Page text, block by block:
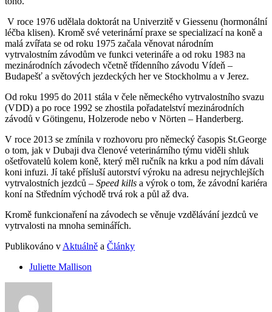
V roce 1976 udělala doktorát na Univerzitě v Giessenu (hormonální
léčba klisen). Kromě své veterinární praxe se specializací na koně a
malá zvířata se od roku 1975 začala věnovat národním
vytrvalostním závodům ve funkci veterináře a od roku 1983 na
mezinárodních závodech včetně třídenního závodu Vídeň –
Budapešť a světových jezdeckých her ve Stockholmu a v Jerez.
Od roku 1995 do 2011 stála v čele německého vytrvalostního svazu
(VDD) a po roce 1992 se zhostila pořadatelství mezinárodních
závodů v Götingenu, Holzerode nebo v Nörten – Handerberg.
V roce 2013 se zmínila v rozhovoru pro německý časopis St.George
o tom, jak v Dubaji dva členové veterinárního týmu viděli shluk
ošetřovatelů kolem koně, který měl ručník na krku a pod ním dávali
koni infuzi. Jí také přísluší autorství výroku na adresu nejrychlejších
vytrvalostních jezdců – Speed kills a výrok o tom, že závodní kariéra
koní na Středním východě trvá rok a půl až dva.
Kromě funkcionaření na závodech se věnuje vzdělávání jezdců ve
vytrvalosti na mnoha seminářích.
Publikováno v Aktuálně a Články
Juliette Mallison